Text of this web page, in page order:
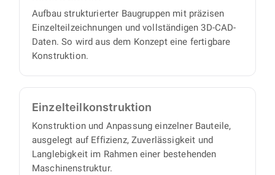
Aufsichtsaufwand auf Ihrer Seite.
Aufbau strukturierter Baugruppen mit präzisen
Einzelteilzeichnungen und vollständigen 3D-CAD-
Daten. So wird aus dem Konzept eine fertigbare
Konstruktion.
Einzelteil­konstruktion
Konstruktion und Anpassung einzelner Bauteile,
ausgelegt auf Effizienz, Zuverlässigkeit und
Langlebigkeit im Rahmen einer bestehenden
Maschinenstruktur.